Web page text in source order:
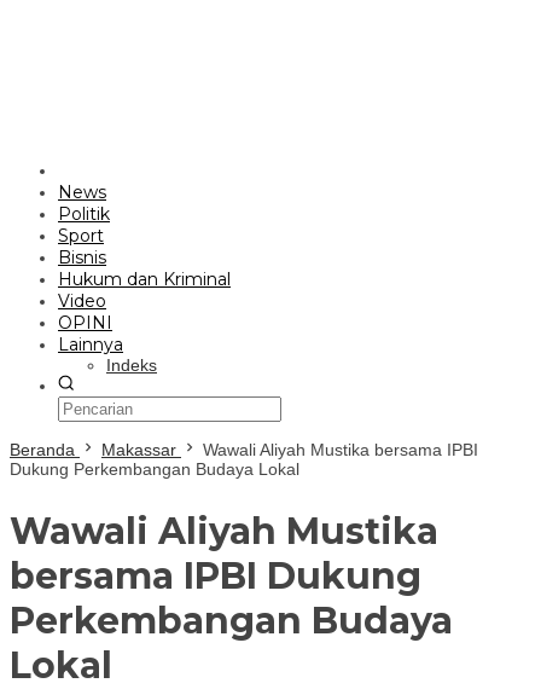
News
Politik
Sport
Bisnis
Hukum dan Kriminal
Video
OPINI
Lainnya
Indeks
Beranda Makassar
Wawali Aliyah Mustika bersama IPBI
Dukung Perkembangan Budaya Lokal
Wawali Aliyah Mustika
bersama IPBI Dukung
Perkembangan Budaya
Lokal